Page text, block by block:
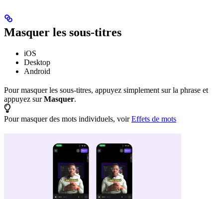
Masquer les sous-titres
iOS
Desktop
Android
Pour masquer les sous-titres, appuyez simplement sur la phrase et
appuyez surMasquer.
Pour masquer des mots individuels, voirEffets de mots